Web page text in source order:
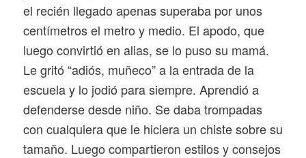
el recién llegado apenas superaba por unos
centímetros el metro y medio. El apodo, que
luego convirtió en alias, se lo puso su mamá.
Le gritó “adiós, muñeco” a la entrada de la
escuela y lo jodió para siempre. Aprendió a
defenderse desde niño. Se daba trompadas
con cualquiera que le hiciera un chiste sobre su
tamaño. Luego compartieron estilos y consejos